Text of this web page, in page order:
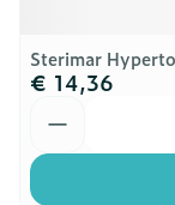
Sterimar
€ 14,36